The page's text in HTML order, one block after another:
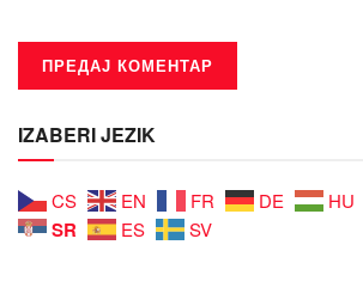
IZABERI JEZIK
CS EN FR DE HU
SR ES SV